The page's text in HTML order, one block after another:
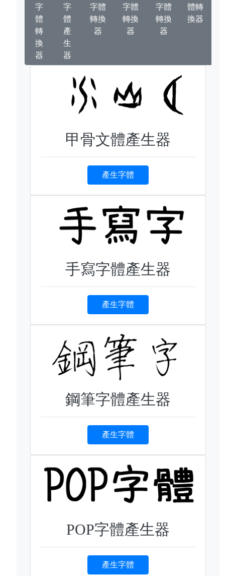
字
體
轉
換
器
字
體
產
生
器
字體
轉換
器
字體
轉換
器
字體
轉換
器
體轉
換器
甲骨文體產生器
產生字體
手寫字體產生器
產生字體
鋼筆字體產生器
產生字體
POP字體產生器
產生字體